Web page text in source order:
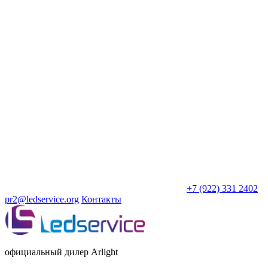
+7 (922) 331 2402
pr2@ledservice.org Контакты
официальный дилер Arlight